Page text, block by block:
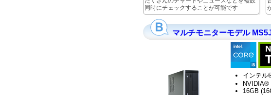
同時にチェックすることが可能です
マルチモニターモデル
インテル
NVIDIA®
16GB